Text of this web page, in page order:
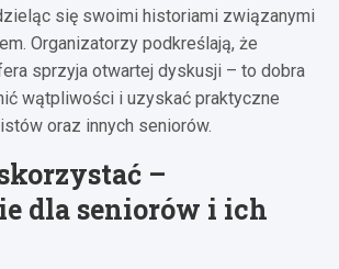
się swoimi historiami związanymi
Organizatorzy podkreślają, że
sprzyja otwartej dyskusji – to dobra
wątpliwości i uzyskać praktyczne
oraz innych seniorów.
–
dla seniorów i ich